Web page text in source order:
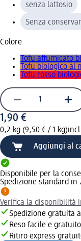
senza lattosio
Senza
Colore
Tofu affumicato
Tofu biologico al
Tofu rosso
1,90 €
0,2 kg (9,50 € / 1 kg)
Aggiungi al
Disponibile per la
Spedizione standard
Verifica la disponibilità
Spedizione gratuita
Reso facile e gratuito
Ritiro express